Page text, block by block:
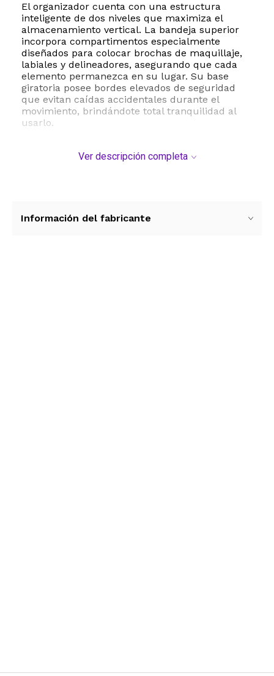
El organizador cuenta con una estructura
inteligente de dos niveles que maximiza el
almacenamiento vertical. La bandeja superior
incorpora compartimentos especialmente
diseñados para colocar brochas de maquillaje,
labiales y delineadores, asegurando que cada
elemento permanezca en su lugar. Su base
giratoria posee bordes elevados de seguridad
que evitan caídas accidentales durante el
movimiento, brindándote total tranquilidad al
usarlo.
soportes de metal reforzados, este organizador
agua o limpiarlo con un paño húmedo para
Ver descripción completa
Información del fabricante